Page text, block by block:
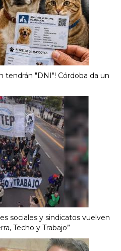
tendrán "DNI"! Córdoba da un
sociales y sindicatos vuelven
Techo y Trabajo”